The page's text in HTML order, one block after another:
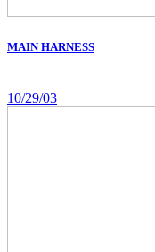
MAIN HARNESS
10/29/03